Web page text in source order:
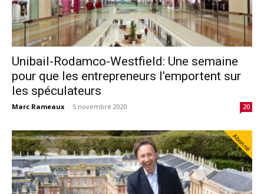
Unibail-Rodamco-Westfield: Une semaine
pour que les entrepreneurs l’emportent sur
les spéculateurs
Marc Rameaux - 5 novembre 2020 20
Abonné